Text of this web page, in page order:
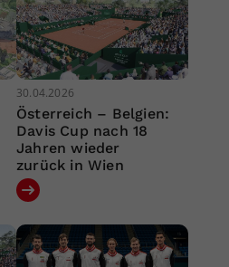
30.04.2026
Österreich – Belgien:
Davis Cup nach 18
Jahren wieder
zurück in Wien